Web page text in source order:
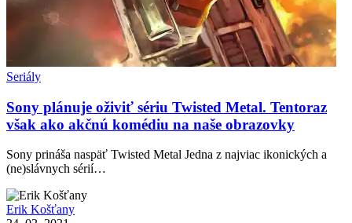
Seriály
Sony plánuje oživiť sériu Twisted Metal. Tentoraz
však ako akčnú komédiu na naše obrazovky
Sony prináša naspäť Twisted Metal Jedna z najviac ikonických a
(ne)slávnych sérií…
Erik Košťany